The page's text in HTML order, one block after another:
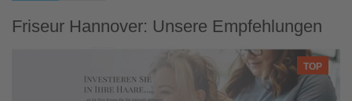
Friseur Hannover: Unsere Empfehlungen
TOP